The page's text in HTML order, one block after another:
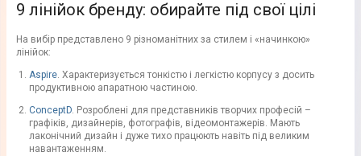
9 лінійок бренду: обирайте під свої цілі
На вибір представлено 9 різноманітних за стилем і «начинкою»
лінійок:
Aspire. Характеризується тонкістю і легкістю корпусу з досить
продуктивною апаратною частиною.
ConceptD. Розроблені для представників творчих професій –
графіків, дизайнерів, фотографів, відеомонтажерів. Мають
лаконічний дизайн і дуже тихо працюють навіть під великим
навантаженням.